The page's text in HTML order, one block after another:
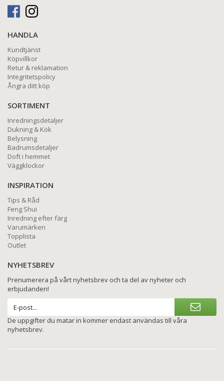
HANDLA
Kundtjänst
Köpvillkor
Retur & reklamation
Integritetspolicy
Ångra ditt köp
SORTIMENT
Inredningsdetaljer
Dukning & Kök
Belysning
Badrumsdetaljer
Doft i hemmet
Väggklockor
INSPIRATION
Tips & Råd
Feng Shui
Inredning efter färg
Varumärken
Topplista
Outlet
NYHETSBREV
Prenumerera på vårt nyhetsbrev och ta del av nyheter och
erbjudanden!
De uppgifter du matar in kommer endast användas till våra
nyhetsbrev.